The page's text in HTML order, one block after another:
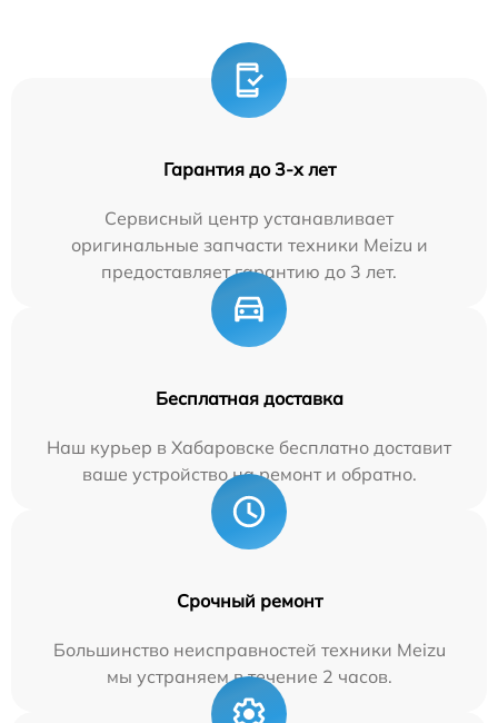
Гарантия до 3-х лет
Сервисный центр устанавливает
оригинальные запчасти техники Meizu и
предоставляет гарантию до 3 лет.
Бесплатная доставка
Наш курьер в Хабаровске бесплатно доставит
ваше устройство на ремонт и обратно.
Срочный ремонт
Большинство неисправностей техники Meizu
мы устраняем в течение 2 часов.